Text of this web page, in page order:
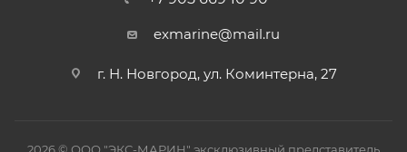
exmarine@mail.ru
г. Н. Новгород, ул. Коминтерна, 27